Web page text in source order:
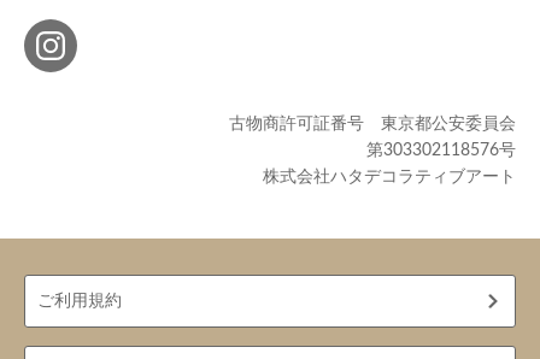
古物商許可証番号 東京都公安委員会
第303302118576号
株式会社ハタデコラティブアート
ご利用規約